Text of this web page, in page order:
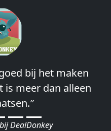
bij het maken
is meer dan alleen
DealDonkey
prima
elke keer weer
snel te